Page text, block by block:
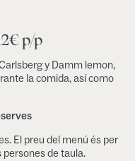
p/p
y Damm lemon,
la comida, así como
El preu del menú és per
persones de taula.